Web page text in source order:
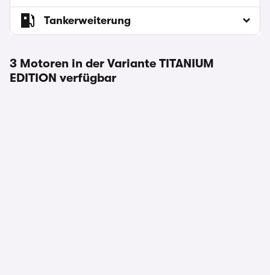
Tankerweiterung
3 Motoren in der Variante TITANIUM
EDITION verfügbar